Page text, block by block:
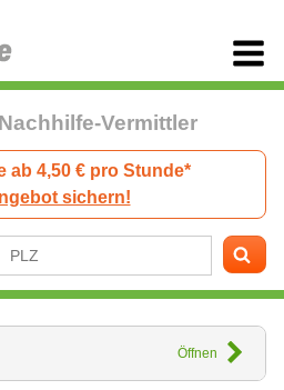
Vermittler
ab 4,50 € pro Stunde*
sichern!
Öffnen